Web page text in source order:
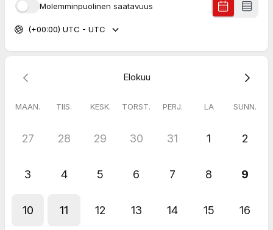
mahdollisuudet, joita et aiemmin hoksannut. Varaa aikasi jo
Molemminpuolinen saatavuus
(+00:00) UTC - UTC
Elokuu
MAAN. TIIS. KESK. TORST. PERJ. LA SUNN.
27 28 29 30 31 1 2
3 4 5 6 7 8 9
10 11 12 13 14 15 16